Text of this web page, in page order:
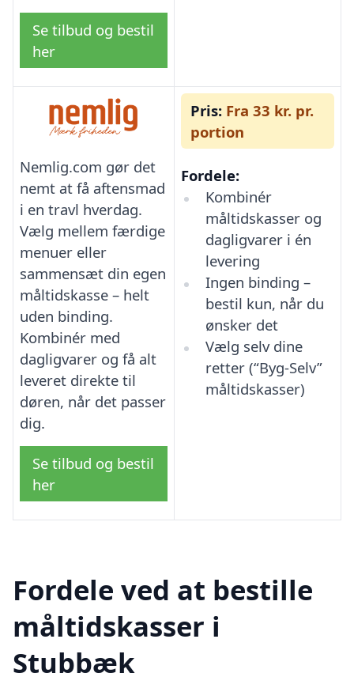
Se tilbud og bestil
her
Nemlig.com gør det
nemt at få aftensmad
i en travl hverdag.
Vælg mellem færdige
menuer eller
sammensæt din egen
måltidskasse – helt
uden binding.
Kombinér med
dagligvarer og få alt
leveret direkte til
døren, når det passer
dig.
Se tilbud og bestil
her
Pris: Fra 33 kr. pr.
portion
Fordele:
Kombinér
måltidskasser og
dagligvarer i én
levering
Ingen binding –
bestil kun, når du
ønsker det
Vælg selv dine
retter (“Byg-Selv”
måltidskasser)
Fordele ved at bestille
måltidskasser i
Stubbæk